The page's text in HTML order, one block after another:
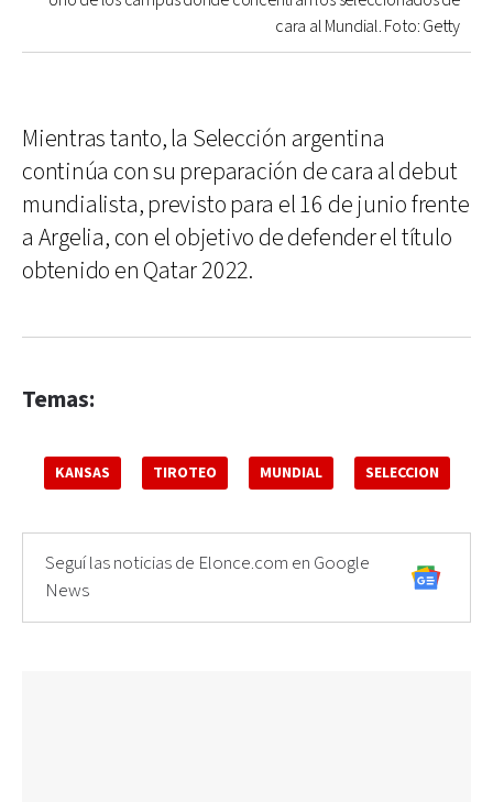
cara al Mundial. Foto: Getty
Mientras tanto, la Selección argentina
continúa con su preparación de cara al debut
mundialista, previsto para el 16 de junio frente
a Argelia, con el objetivo de defender el título
obtenido en Qatar 2022.
Temas:
KANSAS TIROTEO MUNDIAL SELECCION
Seguí las noticias de Elonce.com en Google
News